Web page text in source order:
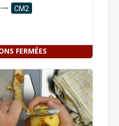
FERMÉES
CM2